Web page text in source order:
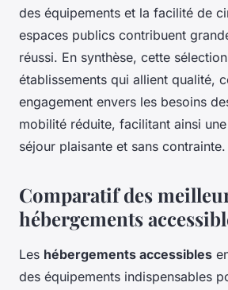
des équipements et la facilité de
espaces publics contribuent
réussi. En synthèse, cette
établissements qui allient qualité,
engagement envers les besoins
mobilité réduite, facilitant ainsi
séjour plaisante et sans contrainte.
Comparatif des
hébergements
Les hébergements accessibles
des équipements indispensables